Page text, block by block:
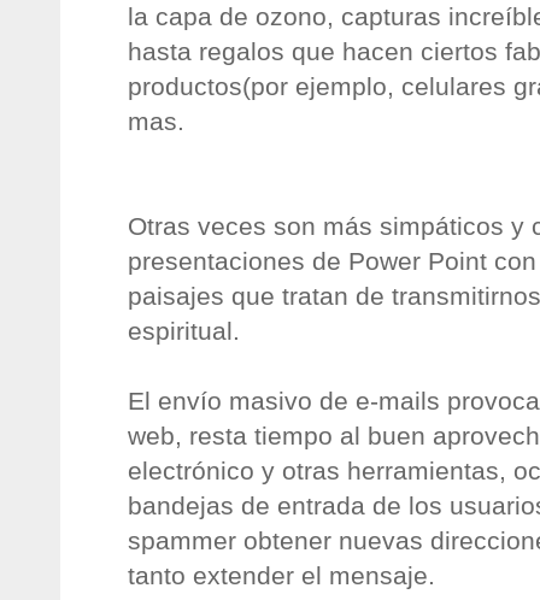
la capa de ozono, capturas
hasta regalos que hacen ciertos
productos(por ejemplo, celulares
mas.
Otras veces son más simpáticos y
presentaciones de Power Point
paisajes que tratan de
espiritual.
El envío masivo de e-mails
web, resta tiempo al buen
electrónico y otras herramientas,
bandejas de entrada de los
spammer obtener nuevas
tanto extender el mensaje.